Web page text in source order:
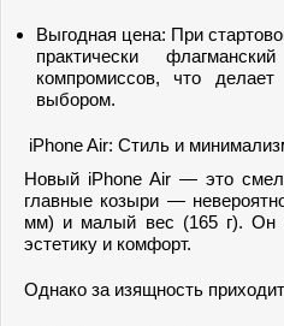
Выгодная цена: При
практически
компромиссов, что
выбором.
iPhone Air: Стиль и
Новый iPhone Air — это
главные козыри —
мм) и малый вес (165 г). Он
эстетику и комфорт.
Однако за изящность